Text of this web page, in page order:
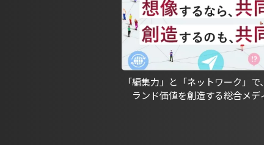
「編集力」と「ネットワーク」
ランド価値を創造する総合メデ